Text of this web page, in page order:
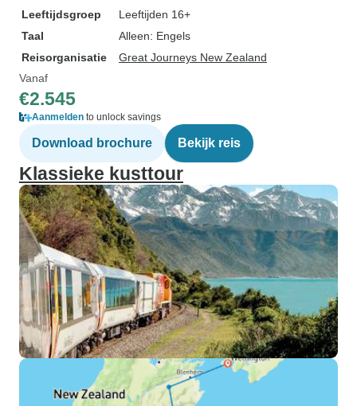
Leeftijdsgroep
Leeftijden 16+
Taal
Alleen: Engels
Reisorganisatie
Great Journeys New Zealand
Vanaf
€2.545
Aanmelden to unlock savings
Download brochure Bekijk reis
Klassieke kusttour